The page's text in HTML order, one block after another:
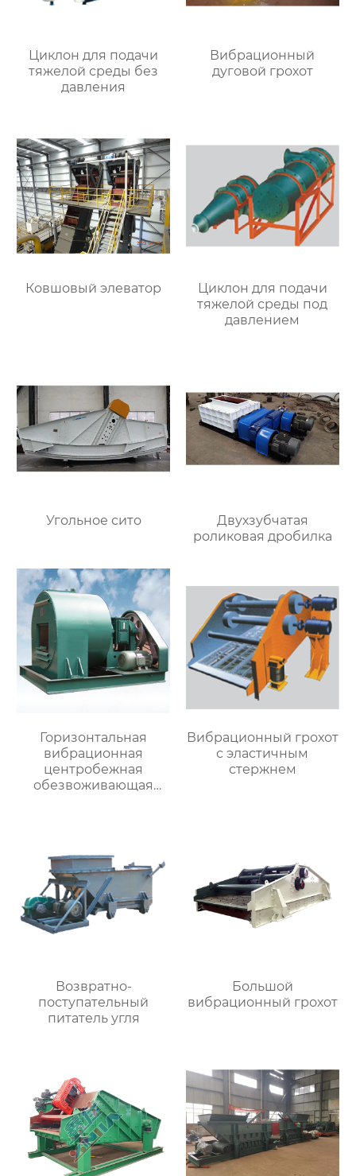
Циклон для подачи
тяжелой среды без
давления
Вибрационный
дуговой грохот
Ковшовый элеватор
Циклон для подачи
тяжелой среды под
давлением
Угольное сито
Двухзубчатая
роликовая дробилка
Горизонтальная
вибрационная
центробежная
обезвоживающая
Вибрационный грохот
с эластичным
стержнем
Возвратно-
поступательный
питатель угля
Большой
вибрационный грохот